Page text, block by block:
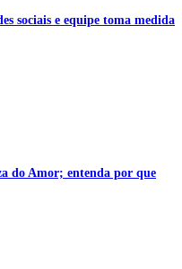
sociais e equipe toma medida
do Amor; entenda por que